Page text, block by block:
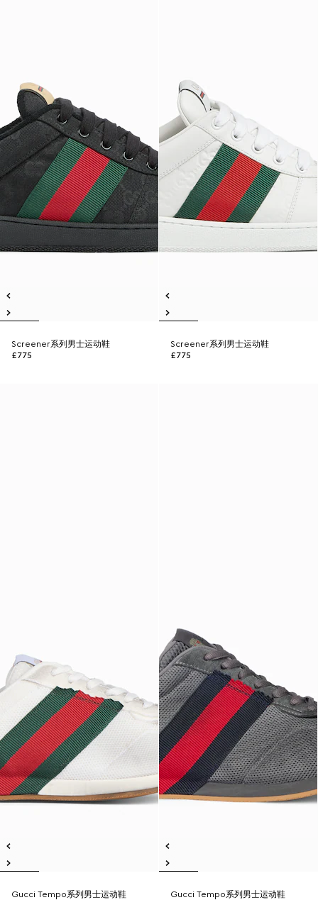
Screener系列男士运动鞋
£775
Screener系列男士运动鞋
£775
Gucci Tempo系列男士运动鞋
Gucci Tempo系列男士运动鞋